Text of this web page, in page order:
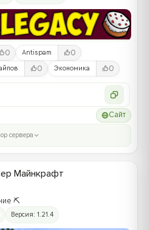
0 Antispam 0
0 Экономика 0
Сайт
сервера
Майнкрафт
⛏️
Версия: 1.21.4